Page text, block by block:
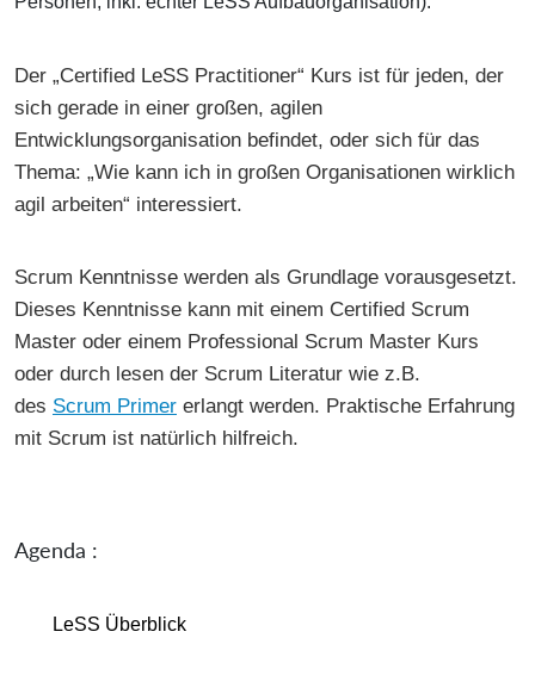
Der „Certified LeSS Practitioner“ Kurs ist für jeden, der
sich gerade in einer großen, agilen
Entwicklungsorganisation befindet, oder sich für das
Thema: „Wie kann ich in großen Organisationen wirklich
agil arbeiten“ interessiert.
Scrum Kenntnisse werden als Grundlage vorausgesetzt.
Dieses Kenntnisse kann mit einem Certified Scrum
Master oder einem Professional Scrum Master Kurs
oder durch lesen der Scrum Literatur wie z.B.
des Scrum Primer erlangt werden. Praktische Erfahrung
mit Scrum ist natürlich hilfreich.
Agenda :
LeSS Überblick